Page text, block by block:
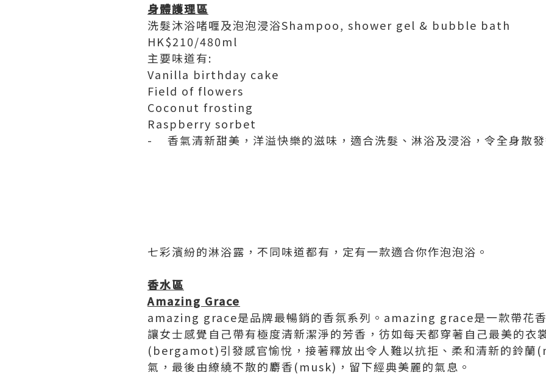
身體護理區
洗髮沐浴啫喱及泡泡浸浴Shampoo, shower gel & bubble bath
HK$210/480ml
主要味道有:
Vanilla birthday cake
Field of flowers
Coconut frosting
Raspberry sorbet
- 香氣清新甜美，洋溢快樂的滋味，適合洗髮、淋浴及浸浴，令全身散發
七彩濱紛的淋浴露，不同味道都有，定有一款適合你作泡泡浴。
香水區
Amazing Grace
amazing grace是品牌最暢銷的香氛系列。amazing grace是一款帶花
讓女士感覺自己帶有極度清新潔淨的芳香，彷如每天都穿著自己最美的衣
(bergamot)引發感官愉悅，接著釋放出令人難以抗拒、柔和清新的鈴
氣，最後由繚繞不散的麝香(musk)，留下經典美麗的氣息。